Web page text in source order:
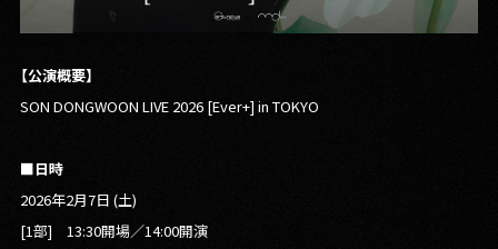
【公演概要】
SON DONGWOON LIVE 2026 [Ever+] in TOKYO
■日時
2026年2月7日 (土)
[1部] 13:30開場／14:00開演